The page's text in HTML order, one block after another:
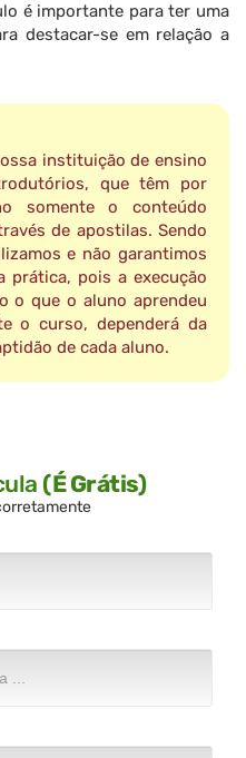
é importante para ter uma
destacar-se em relação a
instituição de ensino
que têm por
somente o conteúdo
de apostilas. Sendo
e não garantimos
prática, pois a execução
o que o aluno aprendeu
o curso, dependerá da
de cada aluno.
(É Grátis)